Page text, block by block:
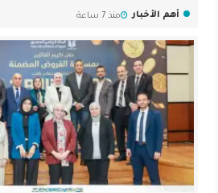
أهم الأخبار منذ 7 ساعة